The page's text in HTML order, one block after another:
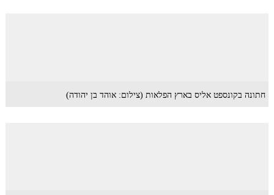
חתונה בקונספט אליס בארץ הפלאות (צילום: אוהד בן יהודה)